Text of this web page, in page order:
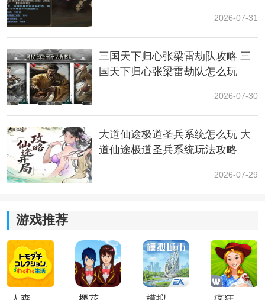
5、战斗的获胜条件也可以DIY，在规定的时间内打败对
2026-07-31
三国天下归心张梁雷劫队攻略 三
国天下归心张梁雷劫队怎么玩
2026-07-30
大道仙途极道圣兵系统怎么玩 大
道仙途极道圣兵系统玩法攻略
2026-07-29
游戏推荐